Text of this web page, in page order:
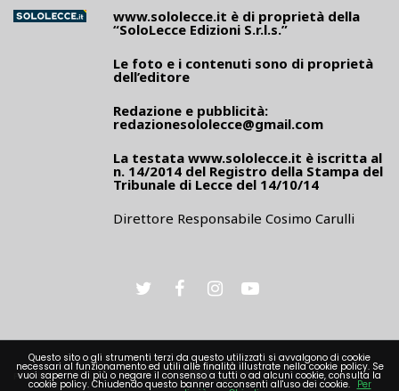
www.sololecce.it è di proprietà della
“SoloLecce Edizioni S.r.l.s.”
Le foto e i contenuti sono di proprietà
dell’editore
Redazione e pubblicità:
redazionesololecce@gmail.com
La testata www.sololecce.it è iscritta al
n. 14/2014 del Registro della Stampa del
Tribunale di Lecce del 14/10/14
Direttore Responsabile Cosimo Carulli
PRIVACY
Questo sito o gli strumenti terzi da questo utilizzati si avvalgono di cookie
necessari al funzionamento ed utili alle finalità illustrate nella cookie policy. Se
vuoi saperne di più o negare il consenso a tutti o ad alcuni cookie, consulta la
cookie policy. Chiudendo questo banner acconsenti all'uso dei cookie. Per